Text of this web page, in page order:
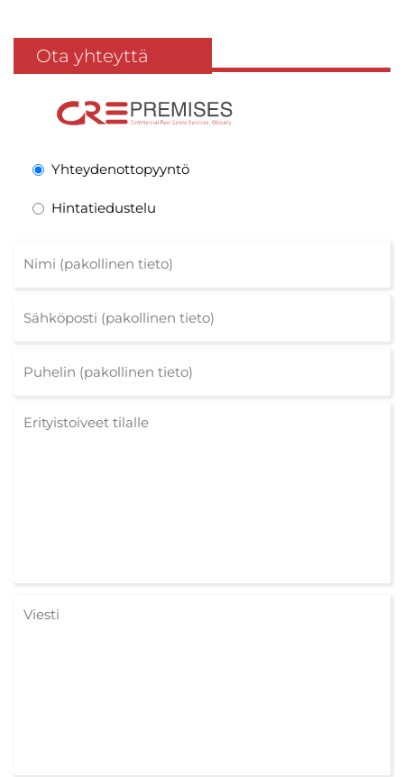
Ota yhteyttä
Yhteydenottopyyntö
Hintatiedustelu